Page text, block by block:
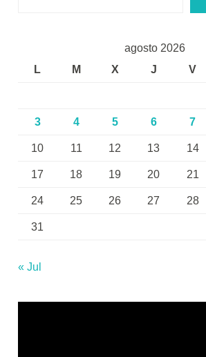
agosto 2026
L
M X J V
3 4 5 6 7
10 11 12 13 14
17 18 19 20 21
24 25 26 27 28
31
« Jul